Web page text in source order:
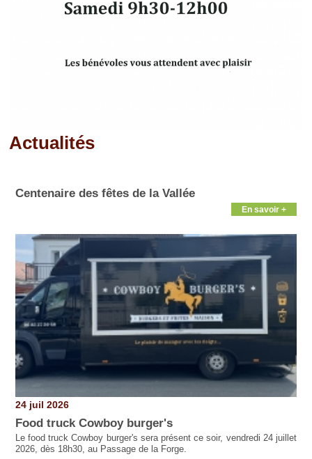
Actualités
Centenaire des fêtes de la Vallée
En savoir +
24 juil 2026
Food truck Cowboy burger's
Le food truck Cowboy burger's sera présent ce soir, vendredi 24 juillet
2026, dès 18h30, au Passage de la Forge.